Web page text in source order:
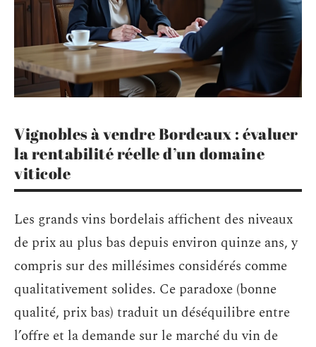
Vignobles à vendre Bordeaux : évaluer
la rentabilité réelle d’un domaine
viticole
Les grands vins bordelais affichent des niveaux
de prix au plus bas depuis environ quinze ans, y
compris sur des millésimes considérés comme
qualitativement solides. Ce paradoxe (bonne
qualité, prix bas) traduit un déséquilibre entre
l’offre et la demande sur le marché du vin de